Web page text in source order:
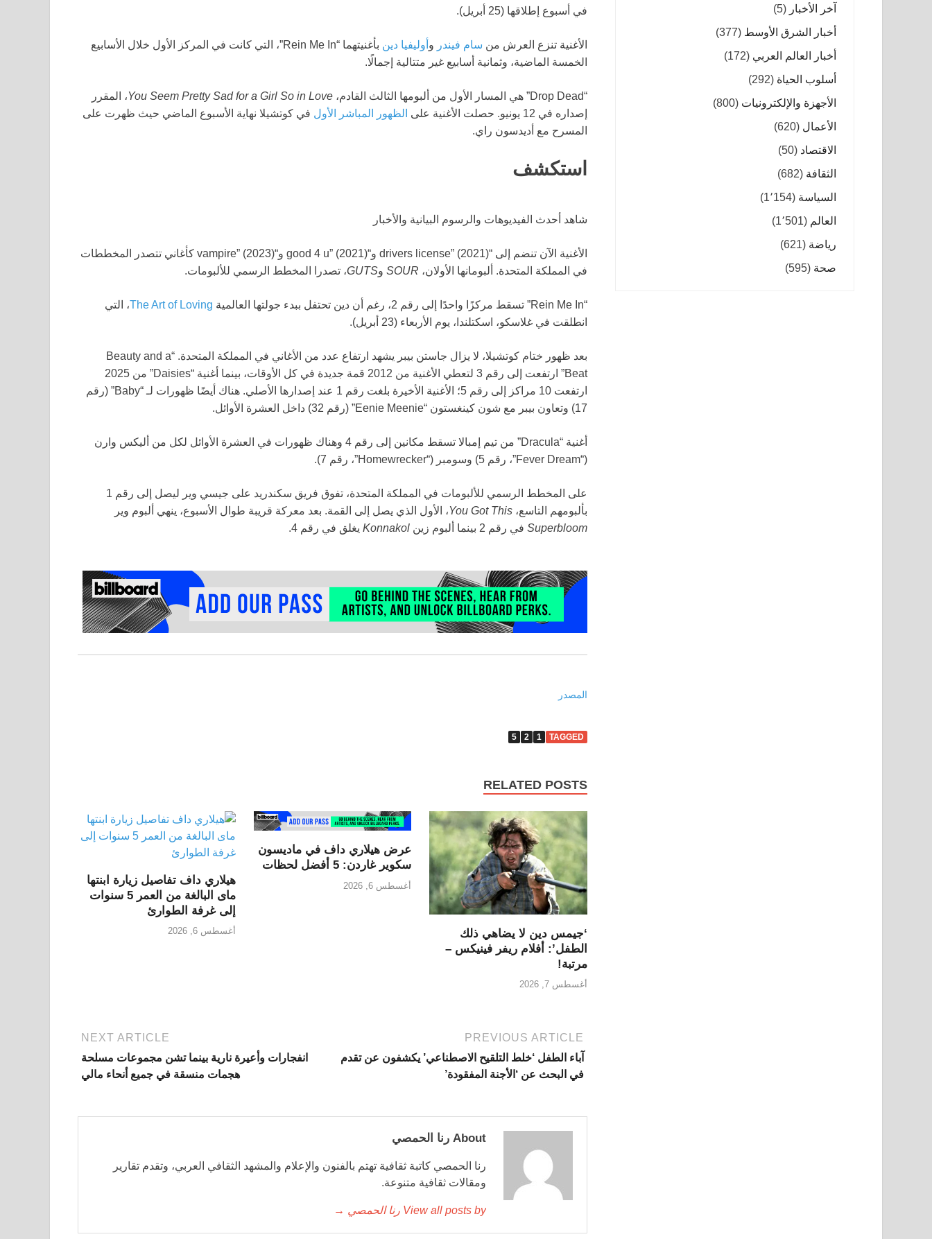
في أسبوع إطلاقها (25 أبريل).
الأغنية تنزع العرش من سام فيندر و أوليفيا دين
بأغنيتهما “Rein Me In”، التي كانت في المركز الأول خلال الأسابيع
الخمسة الماضية، وثمانية أسابيع غير متتالية إجمالًا.
“Drop Dead” هي المسار الأول من ألبومها الثالث القادم، You Seem Pretty Sad for a Girl So in Love، المقرر
إصداره في 12 يونيو. حصلت الأغنية على
الظهور المباشر الأول في كوتشيلا نهاية الأسبوع الماضي حيث ظهرت على
المسرح مع أديدسون راي.
استكشف
شاهد أحدث الفيديوهات والرسوم البيانية والأخبار
الأغنية الآن تنضم إلى “drivers license” (2021) و“good 4 u” (2021) و“vampire” (2023) كأغاني تتصدر المخططات
في المملكة المتحدة. ألبومانها الأولان، SOUR وGUTS، تصدرا المخطط الرسمي للألبومات.
“Rein Me In” تسقط مركزًا واحدًا إلى رقم 2، رغم أن دين تحتفل ببدء جولتها العالمية The Art of Loving، التي
انطلقت في غلاسكو، اسكتلندا، يوم الأربعاء (23 أبريل).
بعد ظهور ختام كوتشيلا، لا يزال جاستن بيبر يشهد ارتفاع عدد من الأغاني في المملكة المتحدة. “Beauty and a
Beat” ارتفعت إلى رقم 3 لتعطي الأغنية من 2012 قمة جديدة في كل الأوقات، بينما أغنية “Daisies” من 2025
ارتفعت 10 مراكز إلى رقم 5؛ الأغنية الأخيرة بلغت رقم 1 عند إصدارها الأصلي. هناك أيضًا ظهورات لـ “Baby” (رقم
17) وتعاون بيبر مع شون كينغستون “Eenie Meenie” (رقم 32) داخل العشرة الأوائل.
أغنية “Dracula” من تيم إمبالا تسقط مكانين إلى رقم 4 وهناك ظهورات في العشرة الأوائل لكل من أليكس وارن
(“Fever Dream”، رقم 5) وسومبر (“Homewrecker”، رقم 7).
على المخطط الرسمي للألبومات في المملكة المتحدة، تفوق فريق سكندريد على جيسي وير ليصل إلى رقم 1
بألبومهم التاسع، You Got This، الأول الذي يصل إلى القمة. بعد معركة قريبة طوال الأسبوع، ينهي ألبوم وير
Superbloom في رقم 2 بينما ألبوم زين Konnakol يغلق في رقم 4.
المصدر
TAGGED
1
2
5
RELATED POSTS
‘جيمس دين لا يضاهي ذلك
الطفل’: أفلام ريفر فينيكس –
مرتبة!
أغسطس 7, 2026
عرض هيلاري داف في ماديسون
سكوير غاردن: 5 أفضل لحظات
أغسطس 6, 2026
هيلاري داف تفاصيل زيارة ابنتها
ماى البالغة من العمر 5 سنوات
إلى غرفة الطوارئ
أغسطس 6, 2026
PREVIOUS ARTICLE
آباء الطفل ‘خلط التلقيح الاصطناعي’ يكشفون عن تقدم
في البحث عن ‘الأجنة المفقودة’
NEXT ARTICLE
انفجارات وأعيرة نارية بينما تشن مجموعات مسلحة
هجمات منسقة في جميع أنحاء مالي
About رنا الحمصي
رنا الحمصي كاتبة ثقافية تهتم بالفنون والإعلام والمشهد الثقافي العربي، وتقدم تقارير
ومقالات ثقافية متنوعة.
View all posts by رنا الحمصي →
آخر الأخبار (5)
أخبار الشرق الأوسط (377)
أخبار العالم العربي (172)
أسلوب الحياة (292)
الأجهزة والإلكترونيات (800)
الأعمال (620)
الاقتصاد (50)
الثقافة (682)
السياسة (1٬154)
العالم (1٬501)
رياضة (621)
صحة (595)